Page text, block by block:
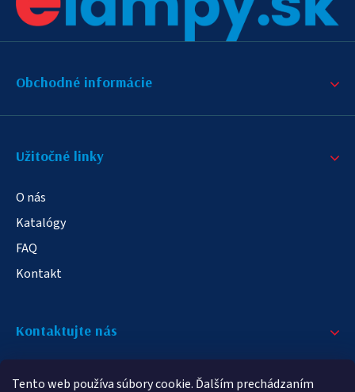
Tento web používa súbory cookie. Ďalším prechádzaním
Obchodné informácie
Užitočné linky
O nás
Katalógy
FAQ
Kontakt
Kontaktujte nás